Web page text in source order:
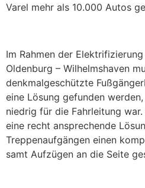
Varel mehr als 10.000 Autos
Im Rahmen der
Oldenburg – Wilhelmshaven
denkmalgeschützte
eine Lösung gefunden
niedrig für die Fahrleitung
eine recht ansprechende
Treppenaufgängen einen
samt Aufzügen an die Seite